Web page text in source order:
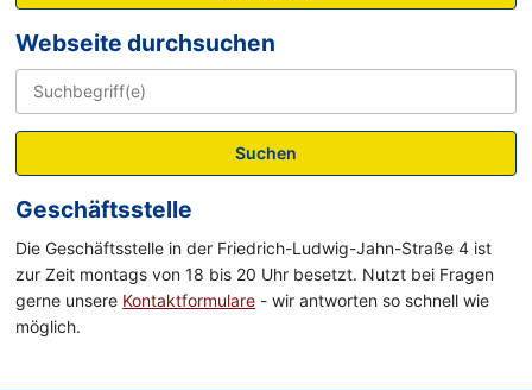
Webseite durchsuchen
Suchen
Geschäftsstelle
Die Geschäftsstelle in der Friedrich-Ludwig-Jahn-Straße 4 ist
zur Zeit montags von 18 bis 20 Uhr besetzt. Nutzt bei Fragen
gerne unsere Kontaktformulare - wir antworten so schnell wie
möglich.